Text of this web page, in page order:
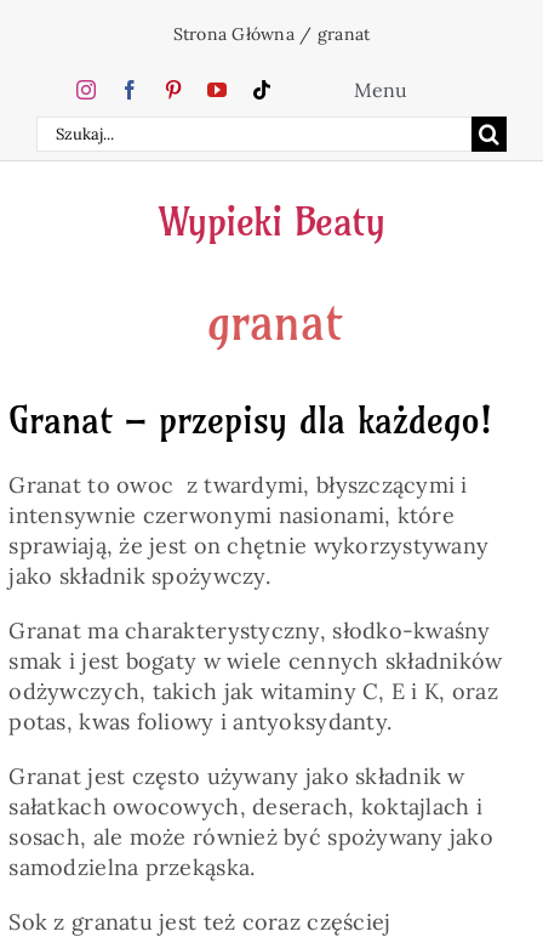
zawartości
Strona Główna / granat
Szukaj
Menu
Home
Ciasta
Napoje
Pieczywo
Przetwory
Posiłki
Zdrowo i fit
Wypieki Beaty
granat
Granat – przepisy dla każdego!
Granat to owoc z twardymi, błyszczącymi i
intensywnie czerwonymi nasionami, które
sprawiają, że jest on chętnie wykorzystywany
jako składnik spożywczy.
Granat ma charakterystyczny, słodko-kwaśny
smak i jest bogaty w wiele cennych składników
odżywczych, takich jak witaminy C, E i K, oraz
potas, kwas foliowy i antyoksydanty.
Granat jest często używany jako składnik w
sałatkach owocowych, deserach, koktajlach i
sosach, ale może również być spożywany jako
samodzielna przekąska.
Sok z granatu jest też coraz częściej